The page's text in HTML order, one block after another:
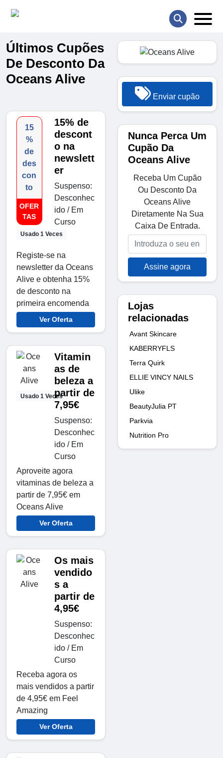
Últimos Cupões
De Desconto Da
Oceans Alive
15
%
de
des
con
to
OFER
TAS
Usado 1 Veces
15% de
descont
o na
newslett
er
Suspenso:
Desconhec
ido / Em
Curso
Registe-se na
newsletter da Oceans
Alive e obtenha 15%
de desconto na
primeira encomenda
Ver Oferta
Usado 1 Veces
Vitamin
as de
beleza a
partir de
7,95€
Suspenso:
Desconhec
ido / Em
Curso
Aproveite agora
vitaminas de beleza a
partir de 7,95€ em
Oceans Alive
Ver Oferta
Os mais
vendido
s a
partir de
4,95€
Suspenso:
Desconhec
ido / Em
Curso
Receba agora os
mais vendidos a partir
de 4,95€ em Feel
Amazing
Ver Oferta
Enviar cupão
Nunca Perca Um
Cupão Da
Oceans Alive
Receba Um Cupão
Ou Desconto Da
Oceans Alive
Diretamente Na Sua
Caixa De Entrada.
Assine agora
Lojas
relacionadas
Avant Skincare
KABERRYFLS
Terra Quirk
ELLIE VINCY NAILS
Ulike
BeautyJulia PT
Parkvia
Nutrition Pro